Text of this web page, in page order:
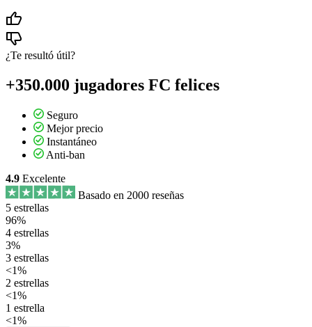
¿Te resultó útil?
+350.000 jugadores FC felices
Seguro
Mejor precio
Instantáneo
Anti-ban
4.9 Excelente
Basado en 2000 reseñas
5 estrellas
96%
4 estrellas
3%
3 estrellas
<1%
2 estrellas
<1%
1 estrella
<1%